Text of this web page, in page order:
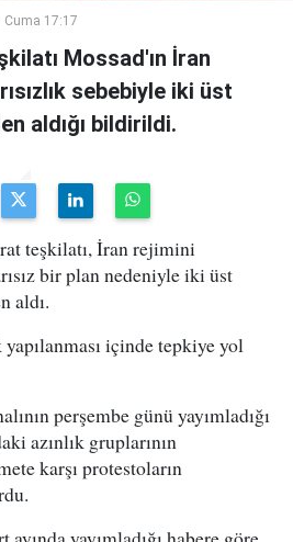
17:17
Mossad'ın İran
sebebiyle iki üst
aldığı bildirildi.
teşkilatı, İran rejimini
bir plan nedeniyle iki üst
aldı.
içinde tepkiye yol
perşembe günü yayımladığı
azınlık gruplarının
karşı protestoların